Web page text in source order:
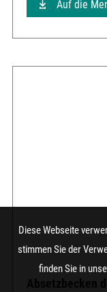
Auf die
Absetzbecken
Diese Webseite
stimmen Sie der
finden Sie in